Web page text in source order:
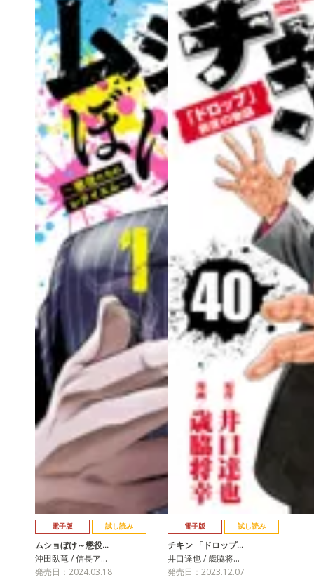
電子版 試し読み
ムショぼけ～懲役…
沖田臥竜 / 信長ア…
発売日：2024.03.18
電子版 試し読み
チキン 「ドロップ…
井口達也 / 歳脇将…
発売日：2023.12.07